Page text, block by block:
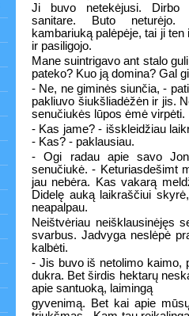
Ji buvo netekėjusi. Dirbo
sanitare. Buto neturėjo.
kambariuką palėpėje, tai ji
ir pasiligojo.
Mane suintrigavo ant stalo
pateko? Kuo ją domina? Gal
- Ne, ne giminės siunčia, -
pakliuvo šiukšliadėžėn ir jis.
senučiukės lūpos ėmė virpėti.
- Kas jame? - išskleidžiau
- Kas? - paklausiau.
- Ogi radau apie savo
senučiukė. - Keturiasdešimt
jau nebėra. Kas vakarą
Didelę auką laikraščiui
neapalpau.
Neištvėriau neišklausinėjęs
svarbus. Jadvyga neslėpė
kalbėti.
- Jis buvo iš netolimo kaimo,
dukra. Bet širdis hektarų
apie santuoką, laimingą
gyvenimą. Bet kai apie